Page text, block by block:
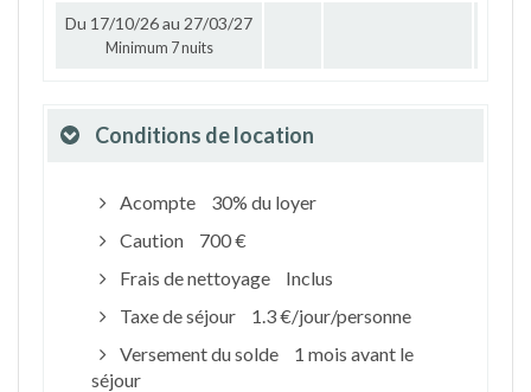
Du 17/10/26 au 27/03/27
Minimum 7 nuits
Conditions de location
Acompte
30% du loyer
Caution
700 €
Frais de nettoyage
Inclus
Taxe de séjour
1.3 €/jour/personne
Versement du solde
1 mois avant le
séjour